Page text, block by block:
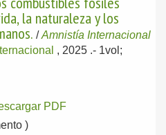
la naturaleza y los
/Amnistía Internacional
, 2025 .- 1vol;
PDF
)